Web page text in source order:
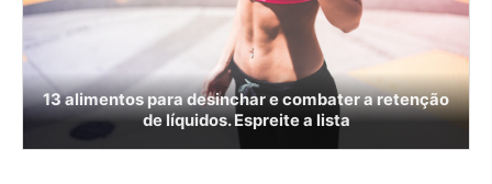
13 alimentos para desinchar e combater a retenção
de líquidos. Espreite a lista